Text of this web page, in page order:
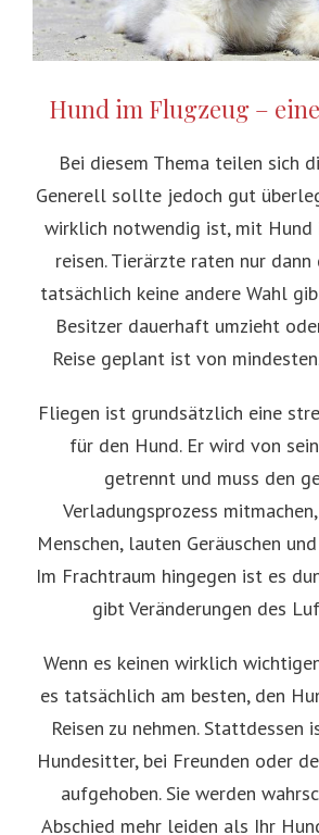
Hund im Flugzeug –
Bei diesem Thema teilen sich
Generell sollte jedoch gut
wirklich notwendig ist, mit Hund
reisen. Tierärzte raten nur dann
tatsächlich keine andere Wahl
Besitzer dauerhaft umzieht
Reise geplant ist von
Fliegen ist grundsätzlich eine
für den Hund. Er wird von
getrennt und muss den
Verladungsprozess
Menschen, lauten Geräuschen
Im Frachtraum hingegen ist es
gibt Veränderungen des
Wenn es keinen wirklich
es tatsächlich am besten, den
Reisen zu nehmen. Stattdessen
Hundesitter, bei Freunden oder
aufgehoben. Sie werden
Abschied mehr leiden als Ihr